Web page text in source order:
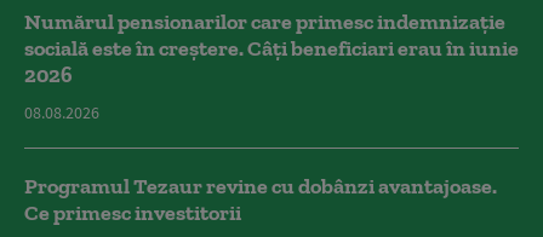
Numărul pensionarilor care primesc indemnizaţie
socială este în creștere. Câți beneficiari erau în iunie
2026
08.08.2026
Programul Tezaur revine cu dobânzi avantajoase.
Ce primesc investitorii